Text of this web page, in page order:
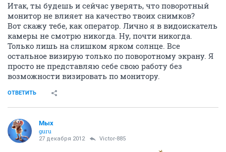
Итак, ты будешь и сейчас уверять, что поворотный
монитор не влияет на качество твоих снимков?
Вот скажу тебе, как оператор. Лично я в видоискатель
камеры не смотрю никогда. Ну, почти никогда.
Только лишь на слишком ярком солнце. Все
остальное визирую только по поворотному экрану. Я
просто не представляю себе свою работу без
возможности визировать по монитору.
ОТВЕТИТЬ
Мых
guru
27 декабря 2012 Victor-885